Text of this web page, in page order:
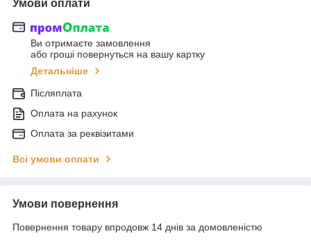
Умови оплати
Ви отримаєте замовлення
або гроші повернуться на вашу картку
Детальніше
Післяплата
Оплата на рахунок
Оплата за реквізитами
Всі умови оплати
Умови повернення
Повернення товару впродовж 14 днів за домовленістю